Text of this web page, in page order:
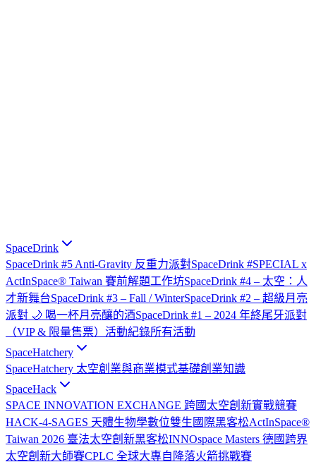
SpaceDrink
SpaceDrink #5 Anti-Gravity 反重力派對SpaceDrink #SPECIAL x
ActInSpace® Taiwan 賽前解題工作坊SpaceDrink #4 – 太空：人
才新舞台SpaceDrink #3 – Fall / WinterSpaceDrink #2 – 超級月亮
派對 🌙 喝一杯月亮釀的酒SpaceDrink #1 – 2024 年終尾牙派對
（VIP & 限量售票） 活動紀錄所有活動
SpaceHatchery
SpaceHatchery 太空創業與商業模式基礎創業知識
SpaceHack
SPACE INNOVATION EXCHANGE 跨國太空創新實戰競賽
HACK-4-SAGES 天體生物學數位雙生國際黑客松ActInSpace®
Taiwan 2026 臺法太空創新黑客松INNOspace Masters 德國跨界
太空創新大師賽CPLC 全球大專自降落火箭挑戰賽